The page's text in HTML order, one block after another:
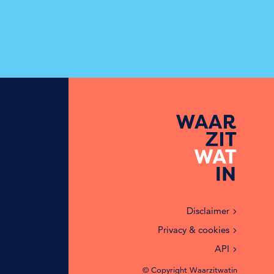
Disclaimer
Privacy & cookies
API
© Copyright Waarzitwatin